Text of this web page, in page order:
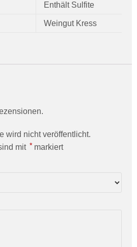
Enthält Sulfite
Weingut Kress
wird nicht veröffentlicht.
mit * markiert